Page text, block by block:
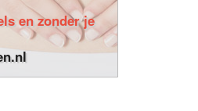
en zonder je